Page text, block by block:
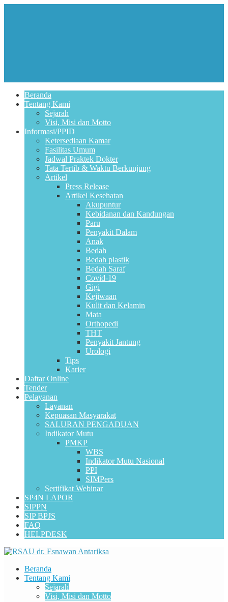
Beranda
Tentang Kami
Sejarah
Visi, Misi dan Motto
Informasi/PPID
Ketersediaan Kamar
Fasilitas Umum
Jadwal Praktek Dokter
Tata Tertib & Waktu Berkunjung
Artikel
Press Release
Artikel Kesehatan
Akupuntur
Kebidanan dan Kandungan
Paru
Penyakit Dalam
Anak
Bedah
Bedah plastik
Bedah Saraf
Covid-19
Gigi
Kejiwaan
Kulit dan Kelamin
Mata
Orthopedi
THT
Penyakit Jantung
Urologi
Tips
Karier
Daftar Online
Tender
Pelayanan
Layanan
Kepuasan Masyarakat
SALURAN PENGADUAN
Indikator Mutu
PMKP
WBS
Indikator Mutu Nasional
PPI
SIMPers
Sertifikat Webinar
SP4N LAPOR
SIPPN
SIP BPJS
FAQ
HELPDESK
Beranda
Tentang Kami
Sejarah
Visi, Misi dan Motto